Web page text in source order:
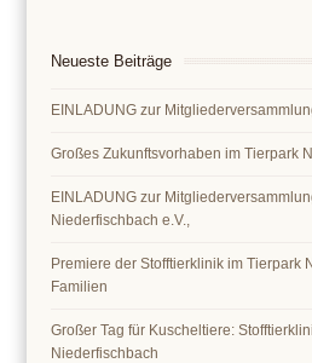
Neueste Beiträge
EINLADUNG zur
Großes Zukunftsvorhaben im Tierpark
EINLADUNG zur
Niederfischbach e.V.,
Premiere der Stofftierklinik im Tierpark
Familien
Großer Tag für Kuscheltiere:
Niederfischbach